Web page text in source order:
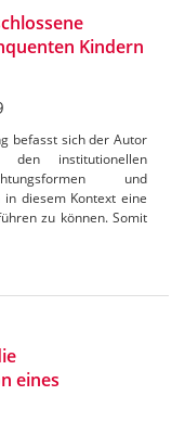
Kindern
befasst sich der Autor
den institutionellen
und
diesem Kontext eine
zu können. Somit
eines